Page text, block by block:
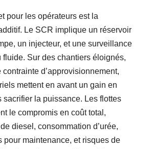
pour les opérateurs est la
Le SCR implique un réservoir
un injecteur, et une surveillance
fluide. Sur des chantiers éloignés,
d’approvisionnement,
mettent en avant un gain en
sacrifier la puissance. Les flottes
le compromis en coût total,
diesel, consommation d’urée,
pour maintenance, et risques de